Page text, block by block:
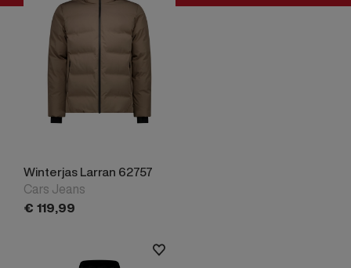
Winterjas Larran 62757
Cars Jeans
€ 119,99